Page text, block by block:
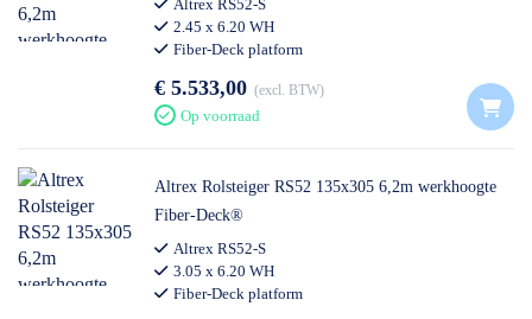
Altrex RS52-S
2.45 x 6.20 WH
Fiber-Deck platform
€ 5.533,00 excl. BTW
Op voorraad
Altrex Rolsteiger RS52 135x305 6,2m werkhoogte
Fiber-Deck®
Altrex RS52-S
3.05 x 6.20 WH
Fiber-Deck platform